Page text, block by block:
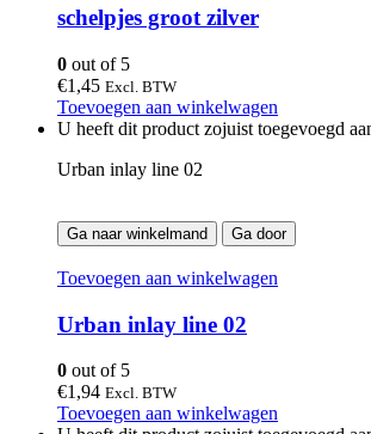
schelpjes groot zilver
0 out of 5
€1,45 Excl. BTW
Toevoegen aan winkelwagen
U heeft dit product zojuist toegevoegd
Urban inlay line 02
Ga naar winkelmand Ga door
Toevoegen aan winkelwagen
Urban inlay line 02
0 out of 5
€1,94 Excl. BTW
Toevoegen aan winkelwagen